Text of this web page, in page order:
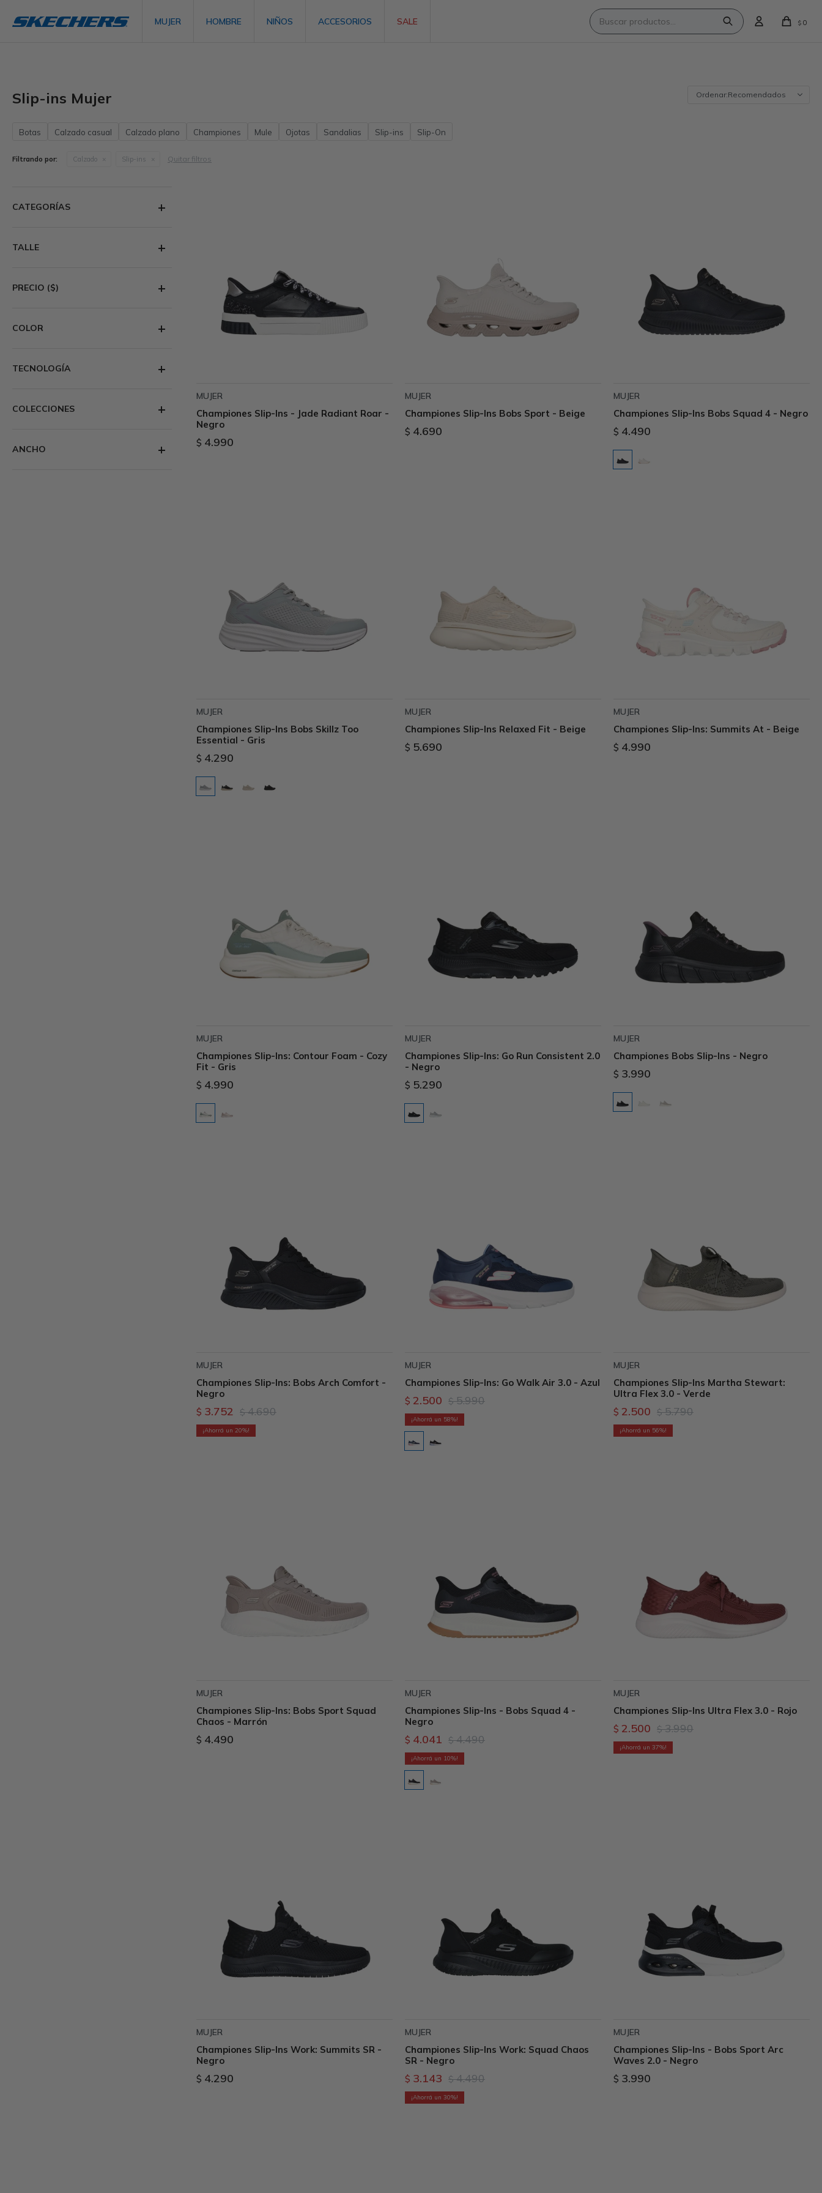
MUJER HOMBRE NIÑOS ACCESORIOS SALE $ 0
Slip-ins Mujer Recomendados
Botas Calzado casual Calzado plano Championes Mule Ojotas Sandalias Slip-ins Slip-On
Filtrando por: Calzado Slip-ins Quitar filtros
MUJER
Championes Slip-Ins - Jade Radiant Roar -
Negro
$ 4.990
MUJER
Championes Slip-Ins Bobs Sport - Beige
$ 4.690
MUJER
Championes Slip-Ins Bobs Squad 4 - Negro
$ 4.490
MUJER
Championes Slip-Ins Bobs Skillz Too
Essential - Gris
$ 4.290
MUJER
Championes Slip-Ins Relaxed Fit - Beige
$ 5.690
MUJER
Championes Slip-Ins: Summits At - Beige
$ 4.990
MUJER
Championes Slip-Ins: Contour Foam - Cozy
Fit - Gris
$ 4.990
MUJER
Championes Slip-Ins: Go Run Consistent 2.0
- Negro
$ 5.290
MUJER
Championes Bobs Slip-Ins - Negro
$ 3.990
MUJER
Championes Slip-Ins: Bobs Arch Comfort -
Negro
$ 3.752 $ 4.690
20
MUJER
Championes Slip-Ins: Go Walk Air 3.0 - Azul
$ 2.500 $ 5.990
58
MUJER
Championes Slip-Ins Martha Stewart:
Ultra Flex 3.0 - Verde
$ 2.500 $ 5.790
56
MUJER
Championes Slip-Ins: Bobs Sport Squad
Chaos - Marrón
$ 4.490
MUJER
Championes Slip-Ins - Bobs Squad 4 -
Negro
$ 4.041 $ 4.490
10
MUJER
Championes Slip-Ins Ultra Flex 3.0 - Rojo
$ 2.500 $ 3.990
37
MUJER
Championes Slip-Ins Work: Summits SR -
Negro
$ 4.290
MUJER
Championes Slip-Ins Work: Squad Chaos
SR - Negro
$ 3.143 $ 4.490
30
MUJER
Championes Slip-Ins - Bobs Sport Arc
Waves 2.0 - Negro
$ 3.990
CATEGORÍAS
TALLE
PRECIO ($)
COLOR
TECNOLOGÍA
COLECCIONES
ANCHO